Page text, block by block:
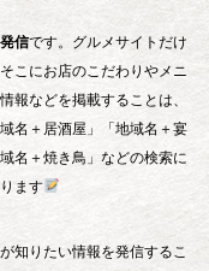
信です。グルメサイトだけ
こにお店のこだわりやメニ
報などを掲載することは、
名＋居酒屋」「地域名＋宴
名＋焼き鳥」などの検索に
ます
知りたい情報を発信するこ